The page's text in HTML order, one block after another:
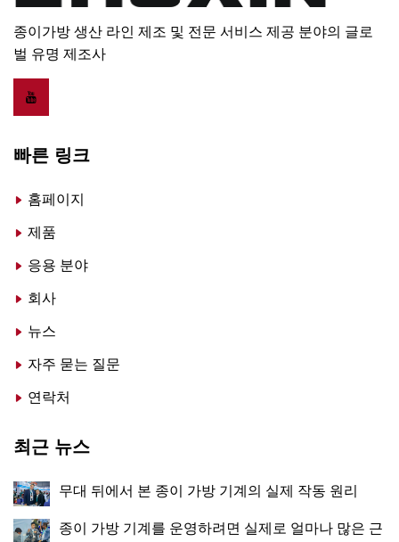
종이가방 생산 라인 제조 및 전문 서비스 제공 분야의 글로
벌 유명 제조사
빠른 링크
홈페이지
제품
응용 분야
회사
뉴스
자주 묻는 질문
연락처
최근 뉴스
무대 뒤에서 본 종이 가방 기계의 실제 작동 원리
종이 가방 기계를 운영하려면 실제로 얼마나 많은 근